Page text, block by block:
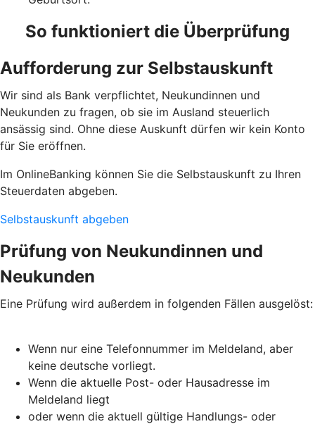
So funktioniert die Überprüfung
Aufforderung zur Selbstauskunft
Wir sind als Bank verpflichtet, Neukundinnen und
Neukunden zu fragen, ob sie im Ausland steuerlich
ansässig sind. Ohne diese Auskunft dürfen wir kein Konto
für Sie eröffnen.
Im OnlineBanking können Sie die Selbstauskunft zu Ihren
Steuerdaten abgeben.
Selbstauskunft abgeben
Prüfung von Neukundinnen und
Neukunden
Eine Prüfung wird außerdem in folgenden Fällen ausgelöst:
Wenn nur eine Telefonnummer im Meldeland, aber
keine deutsche vorliegt.
Wenn die aktuelle Post- oder Hausadresse im
Meldeland liegt
oder wenn die aktuell gültige Handlungs- oder